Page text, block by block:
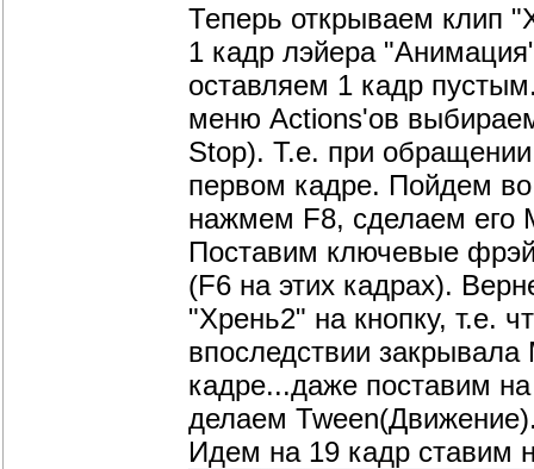
Теперь открываем клип
1 кадр лэйера
оставляем 1 кадр
меню Actions'ов
Stop). Т.е. при
первом кадре. Пойдем
нажмем F8, сделаем его
Поставим ключевые
(F6 на этих кадрах).
"Хрень2" на кнопку, т.е.
впоследствии
кадре...даже поставим
делаем
Идем на 19 кадр ставим